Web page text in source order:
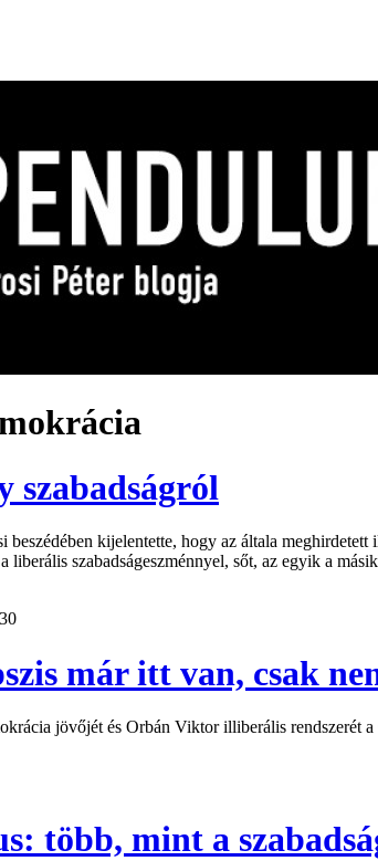
szabadságról
kijelentette, hogy az általa
liberális szabadságeszménnyel, sőt, az egyik a
már itt van, csak
jövőjét és Orbán Viktor illiberális rendszerét
több, mint a